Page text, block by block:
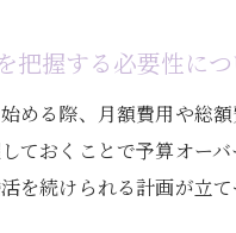
把握する必要性に
める際、月額費用や総
ておくことで予算オー
を続けられる計画が立て